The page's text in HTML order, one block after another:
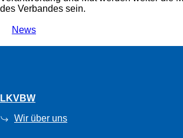
des Verbandes sein.
News
LKVBW
Wir über uns